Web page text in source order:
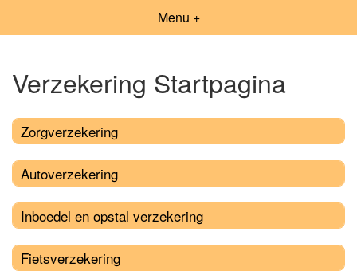
Menu +
Verzekering Startpagina
Zorgverzekering
Autoverzekering
Inboedel en opstal verzekering
Fietsverzekering